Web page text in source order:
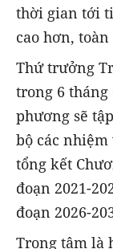
thời gian tới
cao hơn,
Thứ trưởng
trong 6 tháng
phương sẽ
bộ các
tổng kết
đoạn 2021-
đoạn 2026-
Trọng tâm là